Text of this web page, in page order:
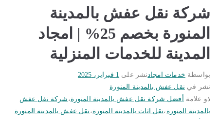
شركة نقل عفش بالمدينة
المنورة بخصم 25% | امجاد
المدينة للخدمات المنزلية
بواسطة خدمات امجادنشر على 1 فبراير، 2025
نشر في نقل عفش بالمدينة المنورة
ذو علامة
أفضل شركة نقل عفش بالمدينة المنورة، شركة نقل عفش
بالمدينة المنورة ،نقل اثاث بالمدينة المنورة، نقل عفش بالمدينة المنورة